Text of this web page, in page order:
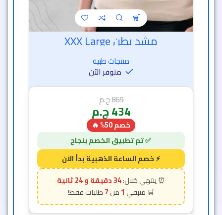
مشد بطن XXX Large
منتجات طبية
متوفر الآن
869ج.م
434ج.م
خصم 50% 🔥
34 دقيقة و 22 ثانية
1
7